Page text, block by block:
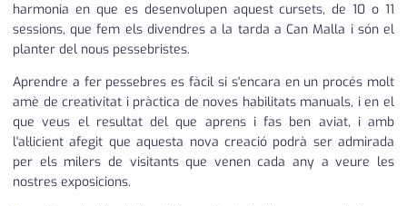
harmonia en que es desenvolupen aquest cursets, de 10 o 11
sessions, que fem els divendres a la tarda a Can Malla i són el
planter del nous pessebristes.
Aprendre a fer pessebres es fàcil si s'encara en un procés molt
amè de creativitat i pràctica de noves habilitats manuals, i en el
que veus el resultat del que aprens i fas ben aviat, i amb
l'al·licient afegit que aquesta nova creació podrà ser admirada
per els milers de visitants que venen cada any a veure les
nostres exposicions.